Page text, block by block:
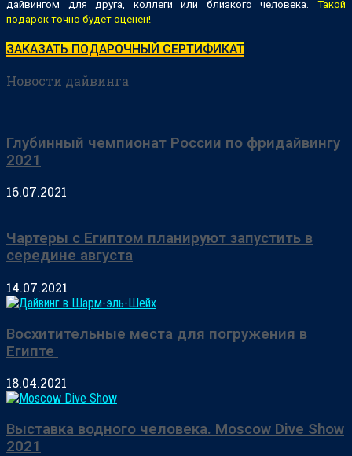
дайвингом для друга, коллеги или близкого человека. Такой
подарок точно будет оценен!
ЗАКАЗАТЬ ПОДАРОЧНЫЙ СЕРТИФИКАТ
Новости дайвинга
Глубинный чемпионат России по фридайвингу
2021
16.07.2021
Чартеры с Египтом ​планируют запустить в
середине августа
14.07.2021
Восхитительные места для погружения в
Египте ​
18.04.2021
Выставка водного человека. Moscow Dive Show
2021​